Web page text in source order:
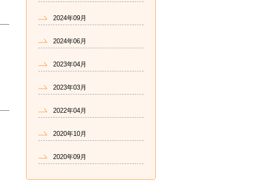
2024年09月
2024年06月
2023年04月
2023年03月
2022年04月
2020年10月
2020年09月